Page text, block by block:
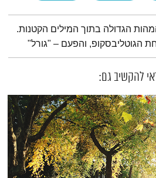
הגדולה בתוך המילים הקטנות.
הגוטליבסקופ, והפעם – "גורל"
להקשיב גם: